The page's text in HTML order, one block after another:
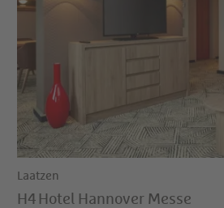
Laatzen
H4 Hotel Hannover Messe